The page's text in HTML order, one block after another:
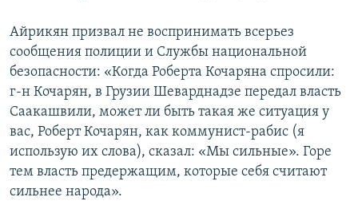
Айрикян призвал не воспринимать всерьез
сообщения полиции и Службы национальной
безопасности: «Когда Роберта Кочаряна спросили:
г-н Кочарян, в Грузии Шеварднадзе передал власть
Саакашвили, может ли быть такая же ситуация у
вас, Роберт Кочарян, как коммунист-рабис (я
использую их слова), сказал: «Мы сильные». Горе
тем власть предержащим, которые себя считают
сильнее народа».